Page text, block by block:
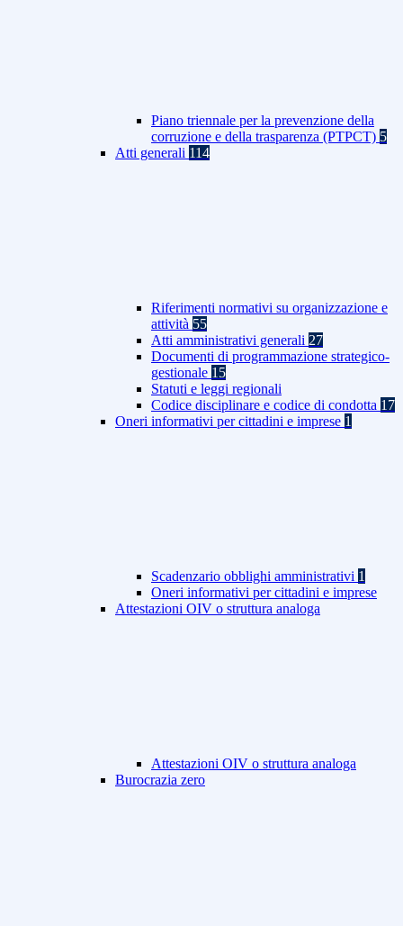
Piano triennale per la prevenzione della
corruzione e della trasparenza (PTPCT) 5
Atti generali 114
Riferimenti normativi su organizzazione e
attività 55
Atti amministrativi generali 27
Documenti di programmazione strategico-
gestionale 15
Statuti e leggi regionali
Codice disciplinare e codice di condotta 17
Oneri informativi per cittadini e imprese 1
Scadenzario obblighi amministrativi 1
Oneri informativi per cittadini e imprese
Attestazioni OIV o struttura analoga
Attestazioni OIV o struttura analoga
Burocrazia zero